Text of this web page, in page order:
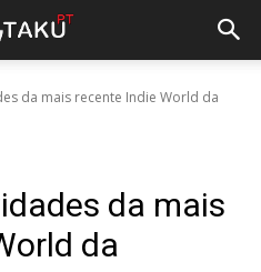
da mais recente Indie World da
da mais
da